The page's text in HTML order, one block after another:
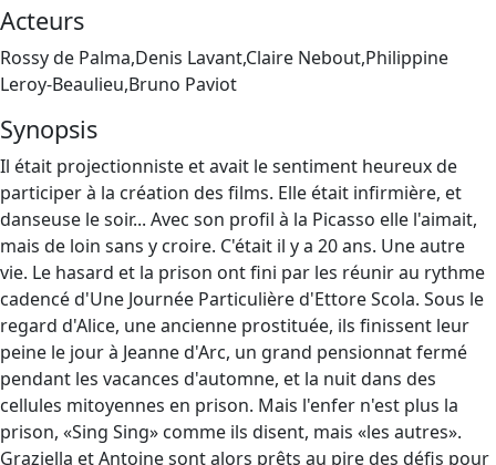
Acteurs
Rossy de Palma,Denis Lavant,Claire Nebout,Philippine
Leroy-Beaulieu,Bruno Paviot
Synopsis
Il était projectionniste et avait le sentiment heureux de
participer à la création des films. Elle était infirmière, et
danseuse le soir... Avec son profil à la Picasso elle l'aimait,
mais de loin sans y croire. C'était il y a 20 ans. Une autre
vie. Le hasard et la prison ont fini par les réunir au rythme
cadencé d'Une Journée Particulière d'Ettore Scola. Sous le
regard d'Alice, une ancienne prostituée, ils finissent leur
peine le jour à Jeanne d'Arc, un grand pensionnat fermé
pendant les vacances d'automne, et la nuit dans des
cellules mitoyennes en prison. Mais l'enfer n'est plus la
prison, «Sing Sing» comme ils disent, mais «les autres».
Graziella et Antoine sont alors prêts au pire des défis pour